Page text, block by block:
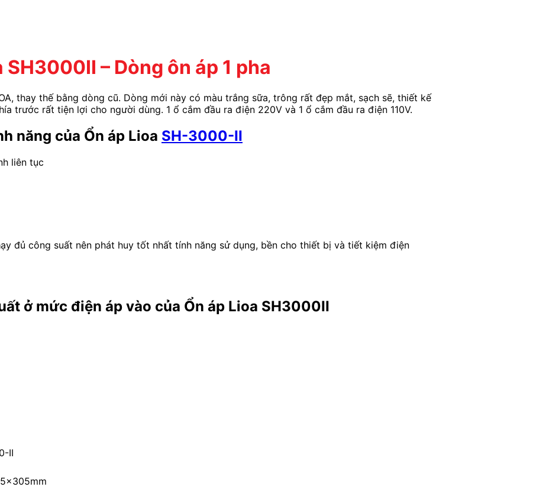
SH3000II – Dòng ôn áp 1 pha
thay thế bằng dòng cũ. Dòng mới này có màu trắng sữa, trông rất đẹp mắt, sạch sẽ, thiết kế
trước rất tiện lợi cho người dùng. 1 ổ cắm đầu ra điện 220V và 1 ổ cắm đầu ra điện 110V.
năng của Ổn áp Lioa SH-3000-II
liên tục
đủ công suất nên phát huy tốt nhất tính năng sử dụng, bền cho thiết bị và tiết kiệm điện
ở mức điện áp vào của Ổn áp Lioa SH3000II
II